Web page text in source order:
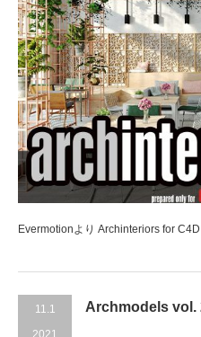
Evermotionより Archinteriors for
11.1
2021
Archmodels